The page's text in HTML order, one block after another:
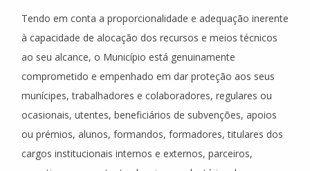
Tendo em conta a proporcionalidade e adequação inerente
à capacidade de alocação dos recursos e meios técnicos
ao seu alcance, o Município está genuinamente
comprometido e empenhado em dar proteção aos seus
munícipes, trabalhadores e colaboradores, regulares ou
ocasionais, utentes, beneficiários de subvenções, apoios
ou prémios, alunos, formandos, formadores, titulares dos
cargos institucionais internos e externos, parceiros,